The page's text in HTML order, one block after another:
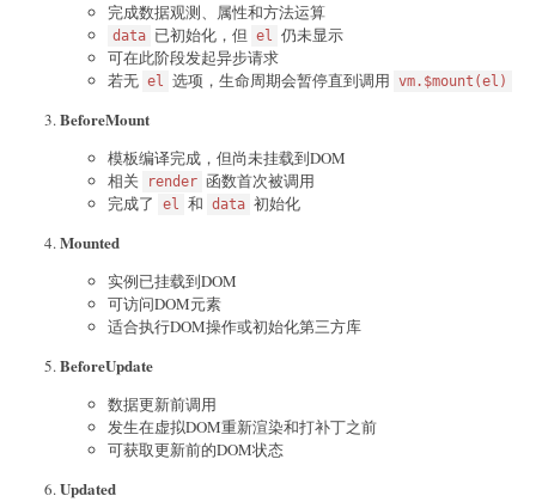
完成数据观测、属性和方法运算
data 已初始化，但 el 仍未显示
可在此阶段发起异步请求
若无 el 选项，生命周期会暂停直到调用 vm.$mount(el)
BeforeMount
模板编译完成，但尚未挂载到DOM
相关
render 函数首次被调用
完成了
el 和 data 初始化
Mounted
实例已挂载到DOM
可访问DOM元素
适合执行DOM操作或初始化第三方库
BeforeUpdate
数据更新前调用
发生在虚拟DOM重新渲染和打补丁之前
可获取更新前的DOM状态
Updated